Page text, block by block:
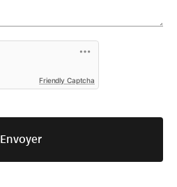
Friendly Captcha
Envoyer